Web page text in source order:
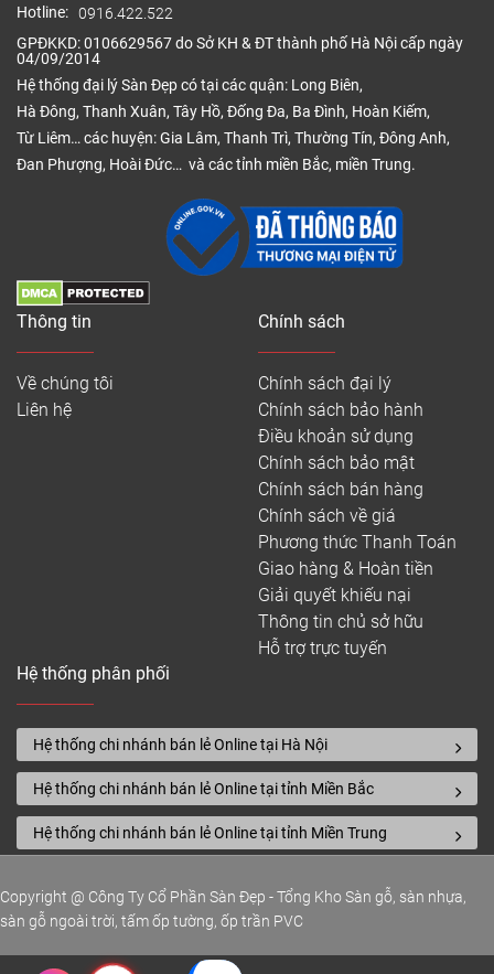
Hotline: 0916.422.522
GPĐKKD: 0106629567 do Sở KH & ĐT thành phố Hà Nội cấp ngày
04/09/2014
Hệ thống đại lý Sàn Đẹp có tại các quận: Long Biên,
Hà Đông, Thanh Xuân, Tây Hồ, Đống Đa, Ba Đình, Hoàn Kiếm,
Từ Liêm… các huyện: Gia Lâm, Thanh Trì, Thường Tín, Đông Anh,
Đan Phượng, Hoài Đức… và các tỉnh miền Bắc, miền Trung.
Thông tin
Về chúng tôi
Liên hệ
Chính sách
Chính sách đại lý
Chính sách bảo hành
Điều khoản sử dụng
Chính sách bảo mật
Chính sách bán hàng
Chính sách về giá
Phương thức Thanh Toán
Giao hàng & Hoàn tiền
Giải quyết khiếu nại
Thông tin chủ sở hữu
Hỗ trợ trực tuyến
Hệ thống phân phối
Hệ thống chi nhánh bán lẻ Online tại Hà Nội
Hệ thống chi nhánh bán lẻ Online tại tỉnh Miền Bắc
Hệ thống chi nhánh bán lẻ Online tại tỉnh Miền Trung
Copyright @ Công Ty Cổ Phần Sàn Đẹp - Tổng Kho Sàn gỗ, sàn nhựa,
sàn gỗ ngoài trời, tấm ốp tường, ốp trần PVC